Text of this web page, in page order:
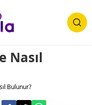
Nasıl
Bulunur?